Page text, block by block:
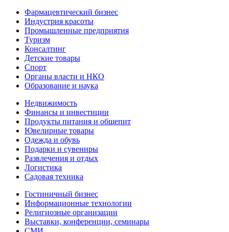
Фармацевтический бизнес
Индустрия красоты
Промышленные предприятия
Туризм
Консалтинг
Детские товары
Спорт
Органы власти и НКО
Образование и наука
Недвижимость
Финансы и инвестиции
Продукты питания и общепит
Ювелирные товары
Одежда и обувь
Подарки и сувениры
Развлечения и отдых
Логистика
Садовая техника
Гостиничный бизнес
Информационные технологии
Религиозные организации
Выставки, конференции, семинары